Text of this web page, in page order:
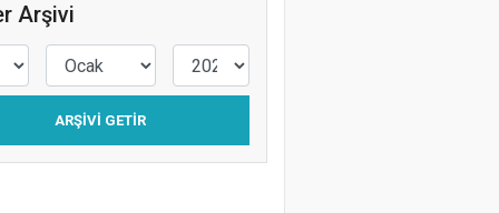
Arşivi
ARŞIVI GETIR